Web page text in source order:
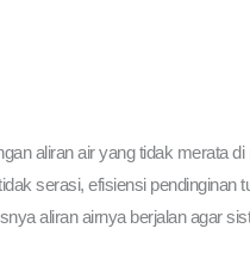
aliran air yang tidak merata di
serasi, efisiensi pendinginan
aliran airnya berjalan agar